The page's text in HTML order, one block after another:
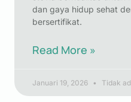
dan gaya hidup sehat
bersertifikat.
Read More »
Januari 19, 2026 Tidak